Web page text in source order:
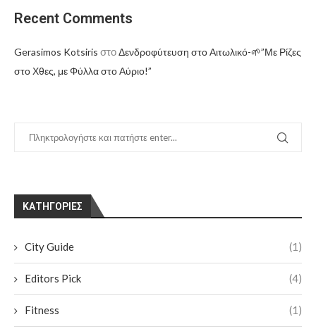
Recent Comments
Gerasimos Kotsiris στοΔενδροφύτευση στο Αιτωλικό-🌱”Με Ρίζες
στο Χθες, με Φύλλα στο Αύριο!”
KΑΤΗΓΟΡΊΕΣ
City Guide (1)
Editors Pick (4)
Fitness (1)